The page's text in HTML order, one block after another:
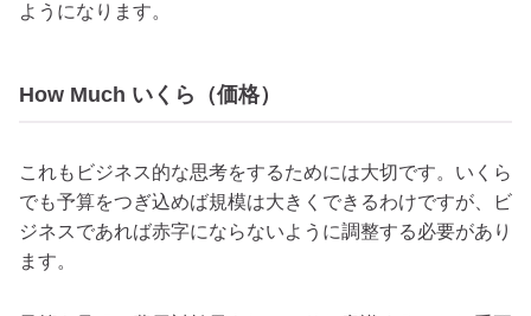
ようになります。
How Much いくら（価格）
これもビジネス的な思考をするためには大切です。いくら
でも予算をつぎ込めば規模は大きくできるわけですが、ビ
ジネスであれば赤字にならないように調整する必要があり
ます。